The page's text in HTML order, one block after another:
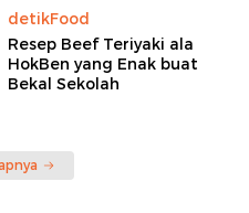
detikFood
Resep Beef Teriyaki ala
HokBen yang Enak buat
Bekal Sekolah